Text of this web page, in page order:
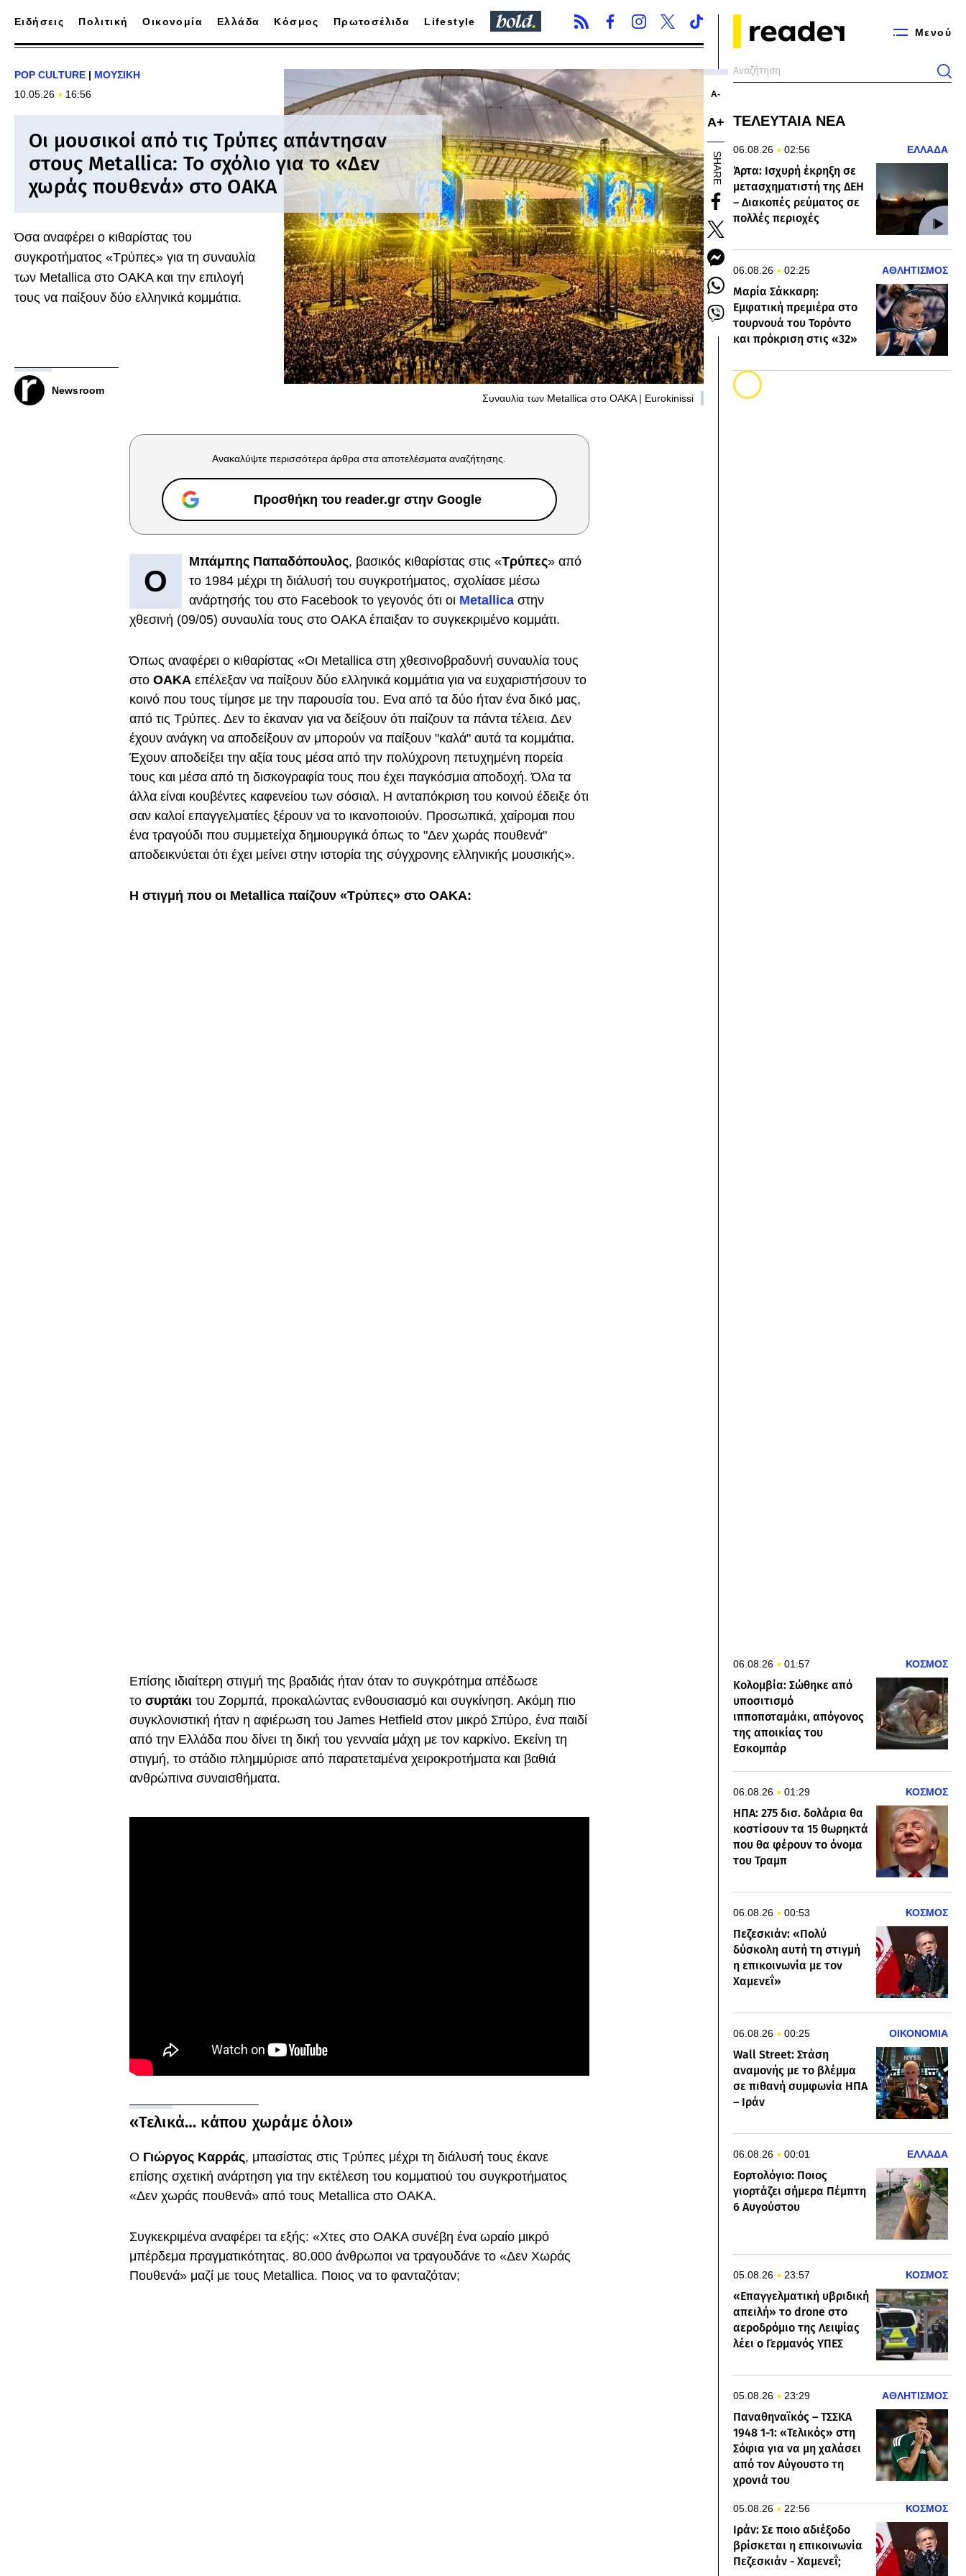
Μενού
Ειδήσεις Πολιτική Οικονομία Ελλάδα Κόσμος Πρωτοσέλιδα Lifestyle
POP CULTURE | ΜΟΥΣΙΚΗ
10.05.26
16:56
Οι μουσικοί από τις Τρύπες απάντησαν
στους Metallica: Το σχόλιο για το «Δεν
χωράς πουθενά» στο ΟΑΚΑ
Όσα αναφέρει ο κιθαρίστας του
συγκροτήματος «Τρύπες» για τη συναυλία
των Metallica στο ΟΑΚΑ και την επιλογή
τους να παίξουν δύο ελληνικά κομμάτια.
Newsroom
Συναυλία των Metallica στο OΑΚΑ | Eurokinissi
Α-
Α+
SHARE
Ανακαλύψτε περισσότερα άρθρα στα αποτελέσματα αναζήτησης.
Προσθήκη του reader.gr στην Google
Ο
Μπάμπης Παπαδόπουλος, βασικός κιθαρίστας στις «Τρύπες» από
το 1984 μέχρι τη διάλυσή του συγκροτήματος, σχολίασε μέσω
ανάρτησής του στο Facebook το γεγονός ότι οι Metallica στην
χθεσινή (09/05) συναυλία τους στο ΟΑΚΑ έπαιξαν το συγκεκριμένο κομμάτι.
Όπως αναφέρει ο κιθαρίστας «Οι Metallica στη χθεσινοβραδυνή συναυλία τους
στο ΟΑΚΑ επέλεξαν να παίξουν δύο ελληνικά κομμάτια για να ευχαριστήσουν το
κοινό που τους τίμησε με την παρουσία του. Ενα από τα δύο ήταν ένα δικό μας,
από τις Τρύπες. Δεν το έκαναν για να δείξουν ότι παίζουν τα πάντα τέλεια. Δεν
έχουν ανάγκη να αποδείξουν αν μπορούν να παίξουν "καλά" αυτά τα κομμάτια.
Έχουν αποδείξει την αξία τους μέσα από την πολύχρονη πετυχημένη πορεία
τους και μέσα από τη δισκογραφία τους που έχει παγκόσμια αποδοχή. Όλα τα
άλλα είναι κουβέντες καφενείου των σόσιαλ. Η ανταπόκριση του κοινού έδειξε ότι
σαν καλοί επαγγελματίες ξέρουν να το ικανοποιούν. Προσωπικά, χαίρομαι που
ένα τραγούδι που συμμετείχα δημιουργικά όπως το "Δεν χωράς πουθενά"
αποδεικνύεται ότι έχει μείνει στην ιστορία της σύγχρονης ελληνικής μουσικής».
Η στιγμή που οι Metallica παίζουν «Τρύπες» στο ΟΑΚΑ:
Επίσης ιδιαίτερη στιγμή της βραδιάς ήταν όταν το συγκρότημα απέδωσε
το συρτάκι του Ζορμπά, προκαλώντας ενθουσιασμό και συγκίνηση. Ακόμη πιο
συγκλονιστική ήταν η αφιέρωση του James Hetfield στον μικρό Σπύρο, ένα παιδί
από την Ελλάδα που δίνει τη δική του γενναία μάχη με τον καρκίνο. Εκείνη τη
στιγμή, το στάδιο πλημμύρισε από παρατεταμένα χειροκροτήματα και βαθιά
ανθρώπινα συναισθήματα.
«Τελικά… κάπου χωράμε όλοι»
Ο Γιώργος Καρράς, μπασίστας στις Τρύπες μέχρι τη διάλυσή τους έκανε
επίσης σχετική ανάρτηση για την εκτέλεση του κομματιού του συγκροτήματος
«Δεν χωράς πουθενά» από τους Metallica στο ΟΑΚΑ.
Συγκεκριμένα αναφέρει τα εξής: «Χτες στο ΟΑΚΑ συνέβη ένα ωραίο μικρό
μπέρδεμα πραγματικότητας. 80.000 άνθρωποι να τραγουδάνε το «Δεν Χωράς
Πουθενά» μαζί με τους Metallica. Ποιος να το φανταζόταν;
ΤΕΛΕΥΤΑΙΑ ΝΕΑ
06.08.26 02:56 ΕΛΛΑΔΑ
Άρτα: Ισχυρή έκρηξη σε
μετασχηματιστή της ΔΕΗ
– Διακοπές ρεύματος σε
πολλές περιοχές
06.08.26 02:25 ΑΘΛΗΤΙΣΜΟΣ
Μαρία Σάκκαρη:
Εμφατική πρεμιέρα στο
τουρνουά του Τορόντο
και πρόκριση στις «32»
06.08.26 01:57 ΚΟΣΜΟΣ
Κολομβία: Σώθηκε από
υποσιτισμό
ιπποποταμάκι, απόγονος
της αποικίας του
Εσκομπάρ
06.08.26 01:29 ΚΟΣΜΟΣ
ΗΠΑ: 275 δισ. δολάρια θα
κοστίσουν τα 15 θωρηκτά
που θα φέρουν το όνομα
του Τραμπ
06.08.26 00:53 ΚΟΣΜΟΣ
Πεζεσκιάν: «Πολύ
δύσκολη αυτή τη στιγμή
η επικοινωνία με τον
Χαμενεΐ»
06.08.26 00:25 ΟΙΚΟΝΟΜΙΑ
Wall Street: Στάση
αναμονής με το βλέμμα
σε πιθανή συμφωνία ΗΠΑ
– Ιράν
06.08.26 00:01 ΕΛΛΑΔΑ
Εορτολόγιο: Ποιος
γιορτάζει σήμερα Πέμπτη
6 Αυγούστου
05.08.26 23:57 ΚΟΣΜΟΣ
«Επαγγελματική υβριδική
απειλή» το drone στο
αεροδρόμιο της Λειψίας
λέει ο Γερμανός ΥΠΕΣ
05.08.26 23:29 ΑΘΛΗΤΙΣΜΟΣ
Παναθηναϊκός – ΤΣΣΚΑ
1948 1-1: «Τελικός» στη
Σόφια για να μη χαλάσει
από τον Αύγουστο τη
χρονιά του
05.08.26 22:56 ΚΟΣΜΟΣ
Ιράν: Σε ποιο αδιέξοδο
βρίσκεται η επικοινωνία
Πεζεσκιάν - Χαμενεΐ;